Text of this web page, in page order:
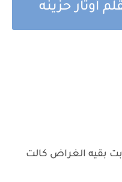
أوتار حزينه
بقيه الغراض كالت